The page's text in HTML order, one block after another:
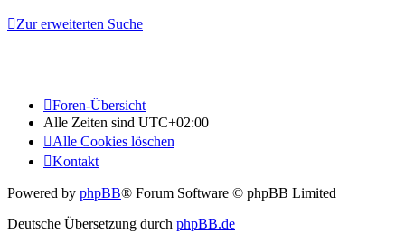
Zur erweiterten Suche
Foren-Übersicht
Alle Zeiten sind UTC+02:00
Alle Cookies löschen
Kontakt
Powered by phpBB® Forum Software © phpBB Limited
Deutsche Übersetzung durch phpBB.de